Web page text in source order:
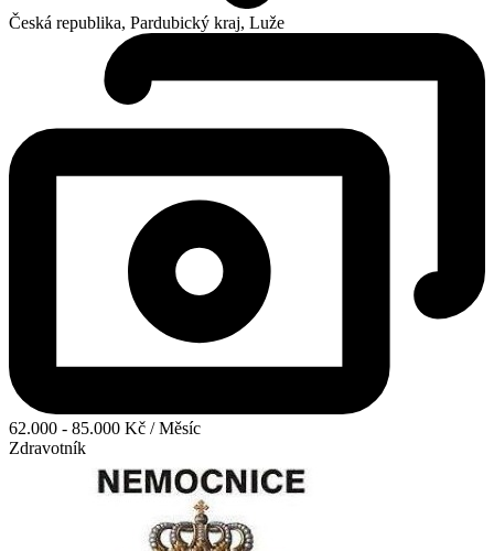
Česká republika, Pardubický kraj, Luže
62.000 - 85.000 Kč / Měsíc
Zdravotník